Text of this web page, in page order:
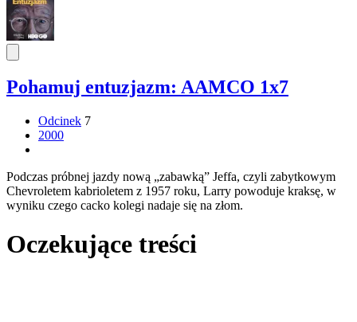
Pohamuj entuzjazm: AAMCO 1x7
Odcinek 7
2000
Podczas próbnej jazdy nową „zabawką” Jeffa, czyli zabytkowym
Chevroletem kabrioletem z 1957 roku, Larry powoduje kraksę, w
wyniku czego cacko kolegi nadaje się na złom.
Oczekujące treści